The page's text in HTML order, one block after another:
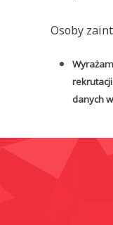
Osoby
danych